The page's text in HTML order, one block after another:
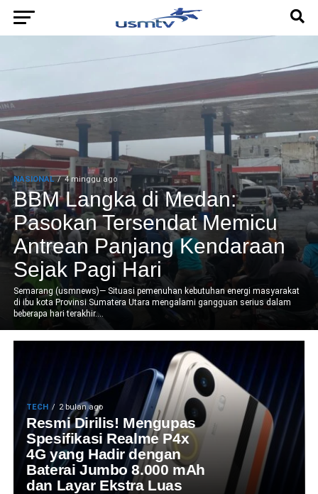
NASIONAL 4 minggu ago
BBM Langka di Medan:
Pasokan Tersendat Memicu
Antrean Panjang Kendaraan
Sejak Pagi Hari
Semarang (usmnews)— Situasi pemenuhan kebutuhan energi masyarakat
di ibu kota Provinsi Sumatera Utara mengalami gangguan serius dalam
beberapa hari terakhir....
TECH 2 bulan ago
Resmi Dirilis! Mengupas
Spesifikasi Realme P4x
4G yang Hadir dengan
Baterai Jumbo 8.000 mAh
dan Layar Ekstra Luas